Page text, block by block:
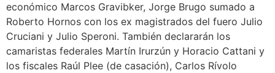
económico Marcos Gravibker, Jorge Brugo sumado a
Roberto Hornos con los ex magistrados del fuero Julio
Cruciani y Julio Speroni. También declararán los
camaristas federales Martín Irurzún y Horacio Cattani y
los fiscales Raúl Plee (de casación), Carlos Rívolo